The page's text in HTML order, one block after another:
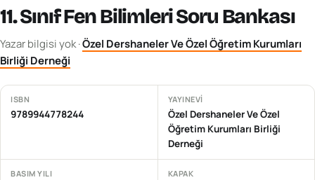
11. Sınıf Fen Bilimleri Soru Bankası
Yazar bilgisi yok·Özel Dershaneler Ve Özel Öğretim Kurumları
Birliği Derneği
ISBN
9789944778244
YAYINEVI
Özel Dershaneler Ve Özel
Öğretim Kurumları Birliği
Derneği
BASIM YILI KAPAK